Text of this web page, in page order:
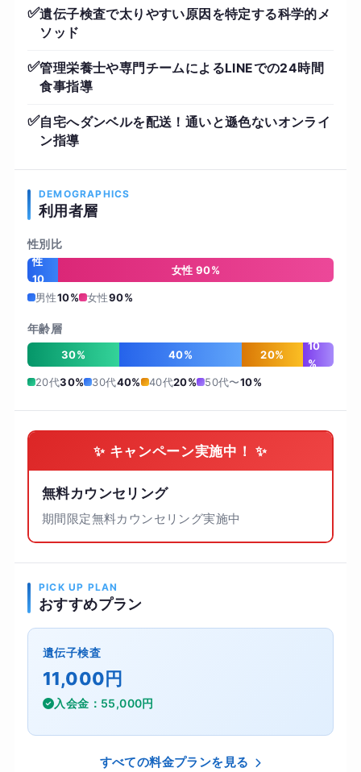
✅遺伝子検査で太りやすい原因を特定する科学的メ
ソッド
✅管理栄養士や専門チームによるLINEでの24時間
食事指導
✅自宅へダンベルを配送！通いと遜色ないオンライ
ン指導
DEMOGRAPHICS
利用者層
性別比
男
性
10
%
女性 90%
男性10% 女性90%
年齢層
30% 40% 20%
10
%
20代30% 30代40% 40代20% 50代〜10%
✨ キャンペーン実施中！ ✨
無料カウンセリング
期間限定無料カウンセリング実施中
PICK UP PLAN
おすすめプラン
遺伝子検査
11,000円
入会金：55,000円
すべての料金プランを見る